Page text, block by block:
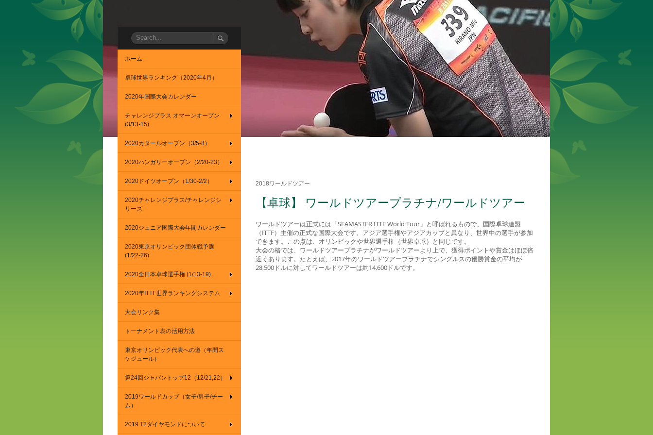
ホーム
卓球世界ランキング（2020年4月）
2020年国際大会カレンダー
チャレンジプラス オマーンオープン
(3/13-15)
2020カタールオープン（3/5-8）
2020ハンガリーオープン（2/20-23）
2020ドイツオープン（1/30-2/2）
2020チャレンジプラス/チャレンジシ
リーズ
2020ジュニア国際大会年間カレンダー
2020東京オリンピック団体戦予選
(1/22-26)
2020全日本卓球選手権 (1/13-19)
2020年ITTF世界ランキングシステム
大会リンク集
トーナメント表の活用方法
東京オリンピック代表への道（年間ス
ケジュール）
第24回ジャパントップ12（12/21,22）
2019ワールドカップ（女子/男子/チー
ム）
2019 T2ダイヤモンドについて
2018ワールドツアー
【卓球】 ワールドツアープラチナ/ワールドツアー
ワールドツアーは正式には「SEAMASTER ITTF World Tour」と呼ばれるもので、国際卓球連盟
（ITTF）主催の正式な国際大会です。アジア選手権やアジアカップと異なり、世界中の選手が参加
できます。この点は、オリンピックや世界選手権（世界卓球）と同じです。
大会の格では、ワールドツアープラチナがワールドツアーより上で、獲得ポイントや賞金はほぼ倍
近くあります。たとえば、2017年のワールドツアープラチナでシングルスの優勝賞金の平均が
28,500ドルに対してワールドツアーは約14,600ドルです。